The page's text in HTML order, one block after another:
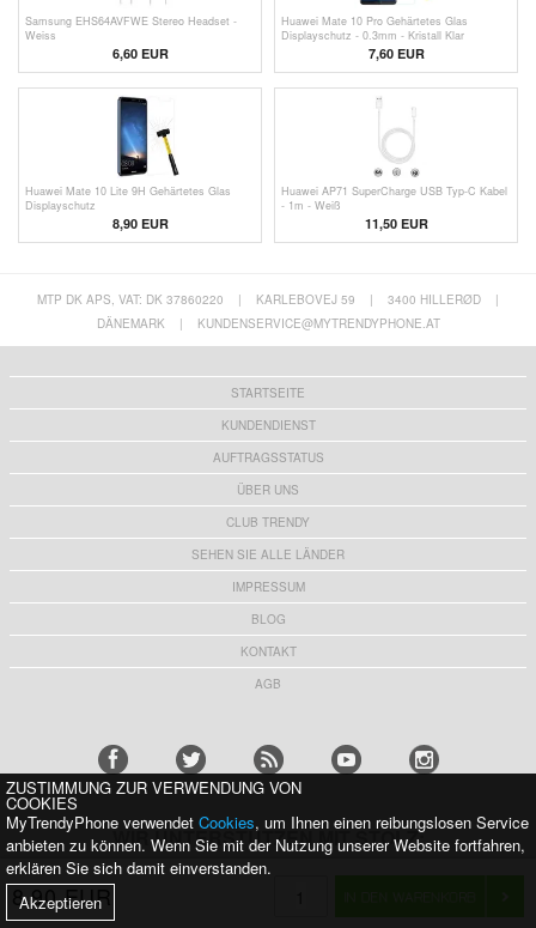
Samsung EHS64AVFWE Stereo Headset -
Weiss
6,60 EUR
Huawei Mate 10 Pro Gehärtetes Glas
Displayschutz - 0.3mm - Kristall Klar
7,60 EUR
Huawei Mate 10 Lite 9H Gehärtetes Glas
Displayschutz
8,90 EUR
Huawei AP71 SuperCharge USB Typ-C Kabel
- 1m - Weiß
11,50 EUR
8,90 EUR
MTP DK APS, VAT: DK 37860220 | KARLEBOVEJ 59 | 3400 HILLERØD
|
DÄNEMARK
| KUNDENSERVICE@MYTRENDYPHONE.AT
STARTSEITE
KUNDENDIENST
AUFTRAGSSTATUS
ÜBER UNS
CLUB TRENDY
SEHEN SIE ALLE LÄNDER
IMPRESSUM
BLOG
KONTAKT
AGB
WIR UNTERSTÜTZEN MIT STOLZ:
ZUSTIMMUNG ZUR VERWENDUNG VON
COOKIES
MyTrendyPhone verwendet Cookies, um Ihnen einen reibungslosen Service
anbieten zu können. Wenn Sie mit der Nutzung unserer Website fortfahren,
erklären Sie sich damit einverstanden.
Akzeptieren